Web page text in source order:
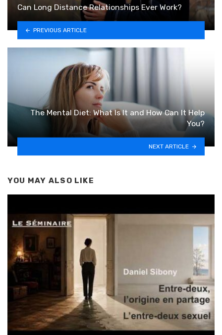
Can Long Distance Relationships Ever Work?
PREVIOUS ARTICLE
The Mental Diet: What Is It and How Can It Help
You?
NEXT ARTICLE
YOU MAY ALSO LIKE